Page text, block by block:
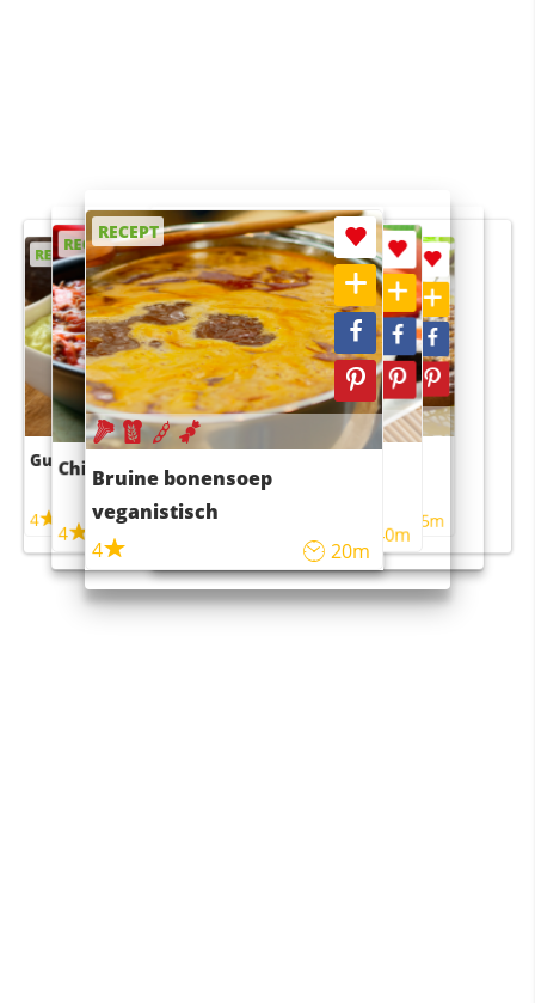
RECEPT
Guacamole
4
RECEPT
Chili con carne
4 45m
RECEPT
Bruine bonensoep
veganistisch
4
20m
RECEPT
Sushi rijstsalade
maaltijdsalade
40m
RECEPT
4 55m